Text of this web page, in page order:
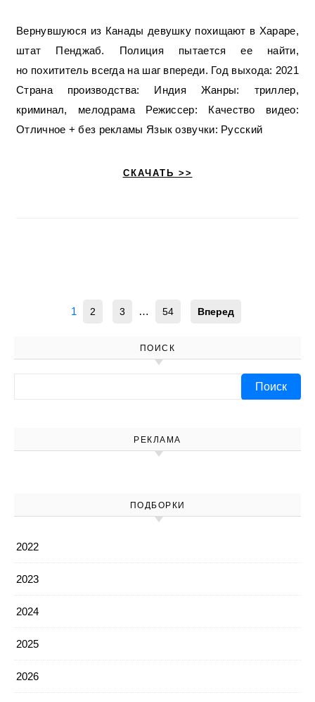
Вернувшуюся из Канады девушку похищают в Хараре,
штат Пенджаб. Полиция пытается ее найти,
но похититель всегда на шаг впереди. Год выхода: 2021
Страна производства: Индия Жанры: триллер,
криминал, мелодрама Режиссер: Качество видео:
Отличное + без рекламы Язык озвучки: Русский
СКАЧАТЬ >>
1 2 3 … 54 Вперед
ПОИСК
РЕКЛАМА
ПОДБОРКИ
2022
2023
2024
2025
2026